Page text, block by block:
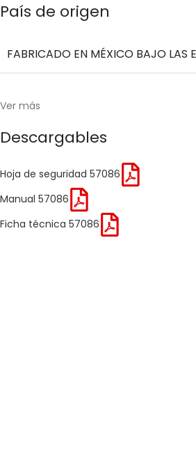
País de origen
FABRICADO EN MÉXICO BAJO LAS
Ver más
Descargables
Hoja de seguridad 57086
Manual 57086
Ficha técnica 57086